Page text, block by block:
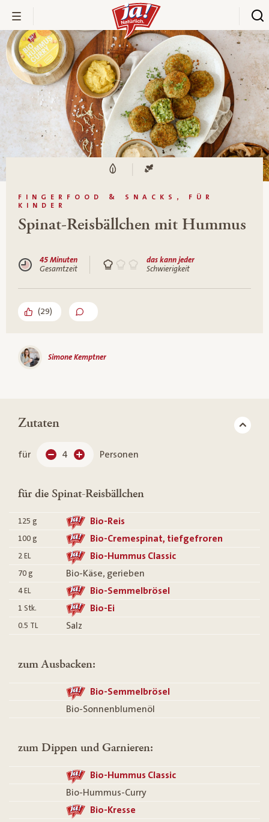
FINGERFOOD & SNACKS, FÜR
KINDER
Spinat-Reisbällchen mit Hummus
45 Minuten
Gesamtzeit
das kann jeder
Schwierigkeit
(29)
Simone Kemptner
Zutaten
für 4 Personen
für die Spinat-Reisbällchen
125 g Bio-Reis
100 g Bio-Cremespinat, tiefgefroren
2 EL Bio-Hummus Classic
70 g Bio-Käse, gerieben
4 EL Bio-Semmelbrösel
1 Stk. Bio-Ei
0.5 TL Salz
zum Ausbacken:
Bio-Semmelbrösel
Bio-Sonnenblumenöl
zum Dippen und Garnieren:
Bio-Hummus Classic
Bio-Hummus-Curry
Bio-Kresse